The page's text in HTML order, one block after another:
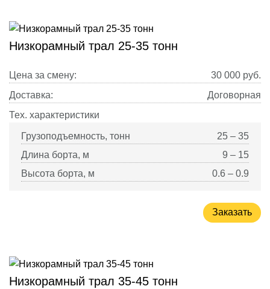
Низкорамный трал 25-35 тонн
Цена за смену: 30 000 руб.
Доставка:
Договорная
Тех. характеристики
Грузоподъемность, тонн
25 – 35
Длина борта, м
9 – 15
Высота борта, м
0.6 – 0.9
Заказать
Низкорамный трал 35-45 тонн